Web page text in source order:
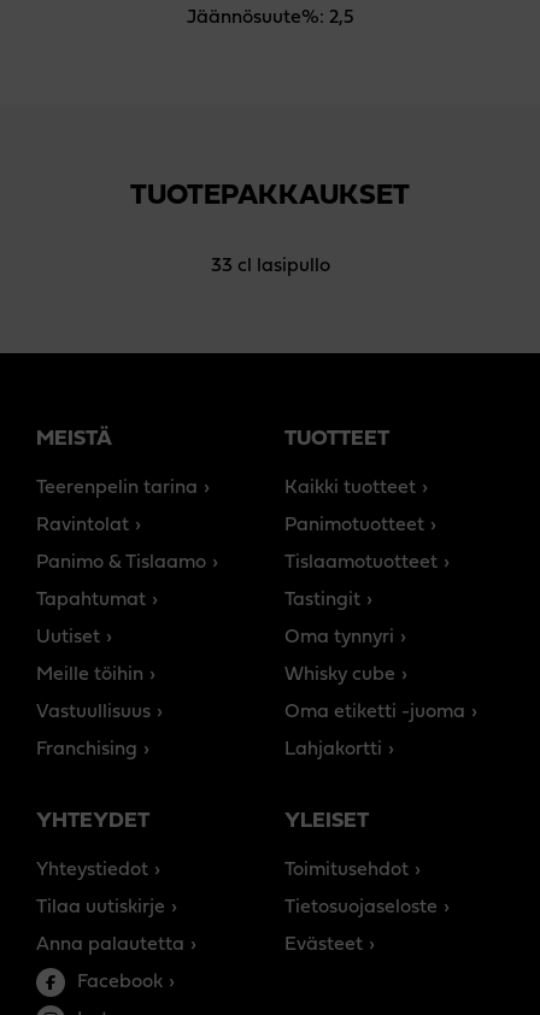
Jäännösuute%: 2,5
TUOTEPAKKAUKSET
33 cl lasipullo
MEISTÄ
Teerenpelin tarina
Ravintolat
Panimo & Tislaamo
Tapahtumat
Uutiset
Meille töihin
Vastuullisuus
Franchising
TUOTTEET
Kaikki tuotteet
Panimotuotteet
Tislaamotuotteet
Tastingit
Oma tynnyri
Whisky cube
Oma etiketti -juoma
Lahjakortti
YHTEYDET
Yhteystiedot
Tilaa uutiskirje
Anna palautetta
Facebook
YLEISET
Toimitusehdot
Tietosuojaseloste
Evästeet